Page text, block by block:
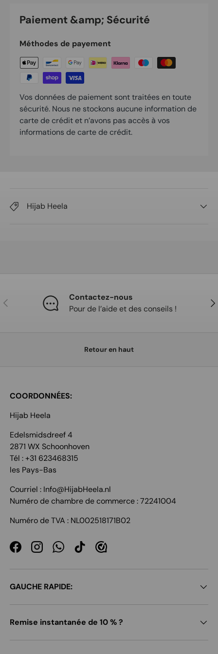
Paiement &amp; Sécurité
Méthodes de payement
Vos données de paiement sont traitées en toute
sécurité. Nous ne stockons aucune information de
carte de crédit et n’avons pas accès à vos
informations de carte de crédit.
Hijab Heela
Précédent
Contactez-nous
Pour de l’aide et des conseils !
Retour en haut
COORDONNÉES:
Hijab Heela
Edelsmidsdreef 4
2871 WX Schoonhoven
Tél : +31 623468315
les Pays-Bas
Courriel : Info@HijabHeela.nl
Numéro de chambre de commerce : 72241004
Numéro de TVA : NL002518171B02
FacebookInstagramWhatsApp
TikTok
GAUCHE RAPIDE:
Remise instantanée de 10 % ?